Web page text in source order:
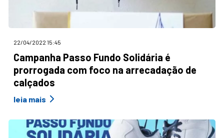
22/04/2022 15:45
Campanha Passo Fundo Solidária é
prorrogada com foco na arrecadação de
calçados
leia mais